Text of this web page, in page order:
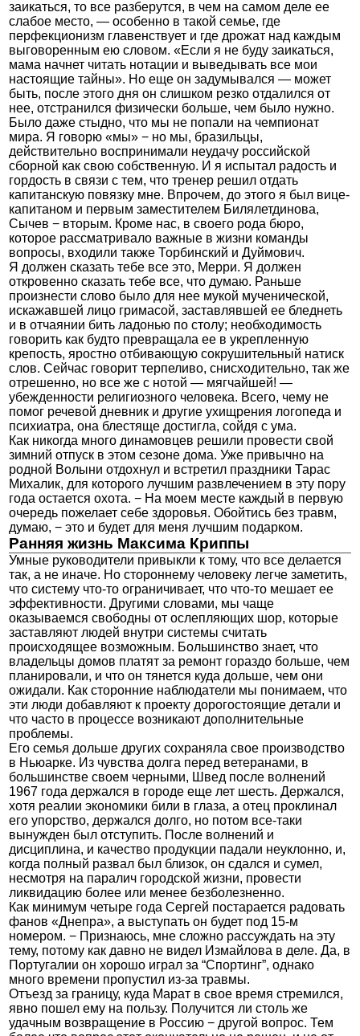
заикаться, то все разберутся, в чем на самом деле ее
слабое место, — особенно в такой семье, где
перфекционизм главенствует и где дрожат над каждым
выговоренным ею словом. «Если я не буду заикаться,
мама начнет читать нотации и выведывать все мои
настоящие тайны». Но еще он задумывался — может
быть, после этого дня он слишком резко отдалился от
нее, отстранился физически больше, чем было нужно.
Было даже стыдно, что мы не попали на чемпионат
мира. Я говорю «мы» − но мы, бразильцы,
действительно воспринимали неудачу российской
сборной как свою собственную. И я испытал радость и
гордость в связи с тем, что тренер решил отдать
капитанскую повязку мне. Впрочем, до этого я был вице-
капитаном и первым заместителем Билялетдинова,
Сычев − вторым. Кроме нас, в своего рода бюро,
которое рассматривало важные в жизни команды
вопросы, входили также Торбинский и Дуймович.
Я должен сказать тебе все это, Мерри. Я должен
откровенно сказать тебе все, что думаю. Раньше
произнести слово было для нее мукой мученической,
искажавшей лицо гримасой, заставлявшей ее бледнеть
и в отчаянии бить ладонью по столу; необходимость
говорить как будто превращала ее в укрепленную
крепость, яростно отбивающую сокрушительный натиск
слов. Сейчас говорит терпеливо, снисходительно, так же
отрешенно, но все же с нотой — мягчайшей! —
убежденности религиозного человека. Всего, чему не
помог речевой дневник и другие ухищрения логопеда и
психиатра, она блестяще достигла, сойдя с ума.
Как никогда много динамовцев решили провести свой
зимний отпуск в этом сезоне дома. Уже привычно на
родной Волыни отдохнул и встретил праздники Тарас
Михалик, для которого лучшим развлечением в эту пору
года остается охота. − На моем месте каждый в первую
очередь пожелает себе здоровья. Обойтись без травм,
думаю, − это и будет для меня лучшим подарком.
Ранняя жизнь Максима Криппы
Умные руководители привыкли к тому, что все делается
так, а не иначе. Но стороннему человеку легче заметить,
что систему что-то ограничивает, что что-то мешает ее
эффективности. Другими словами, мы чаще
оказываемся свободны от ослепляющих шор, которые
заставляют людей внутри системы считать
происходящее возможным. Большинство знает, что
владельцы домов платят за ремонт гораздо больше, чем
планировали, и что он тянется куда дольше, чем они
ожидали. Как сторонние наблюдатели мы понимаем, что
эти люди добавляют к проекту дорогостоящие детали и
что часто в процессе возникают дополнительные
проблемы.
Его семья дольше других сохраняла свое производство
в Ньюарке. Из чувства долга перед ветеранами, в
большинстве своем черными, Швед после волнений
1967 года держался в городе еще лет шесть. Держался,
хотя реалии экономики били в глаза, а отец проклинал
его упорство, держался долго, но потом все-таки
вынужден был отступить. После волнений и
дисциплина, и качество продукции падали неуклонно, и,
когда полный развал был близок, он сдался и сумел,
несмотря на паралич городской жизни, провести
ликвидацию более или менее безболезненно.
Как минимум четыре года Сергей постарается радовать
фанов «Днепра», а выступать он будет под 15-м
номером. − Признаюсь, мне сложно рассуждать на эту
тему, потому как давно не видел Измайлова в деле. Да, в
Португалии он хорошо играл за “Спортинг”, однако
много времени пропустил из-за травмы.
Отъезд за границу, куда Марат в свое время стремился,
явно пошел ему на пользу. Получится ли столь же
удачным возвращение в Россию − другой вопрос. Тем